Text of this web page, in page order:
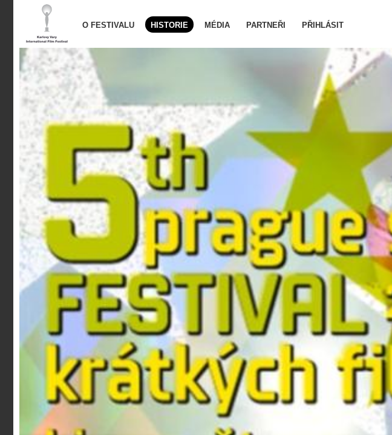
O FESTIVALU HISTORIE MÉDIA PARTNEŘI PŘIHLÁSIT